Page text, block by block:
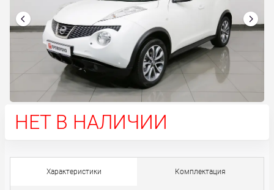
НЕТ В НАЛИЧИИ
Характеристики Комплектация